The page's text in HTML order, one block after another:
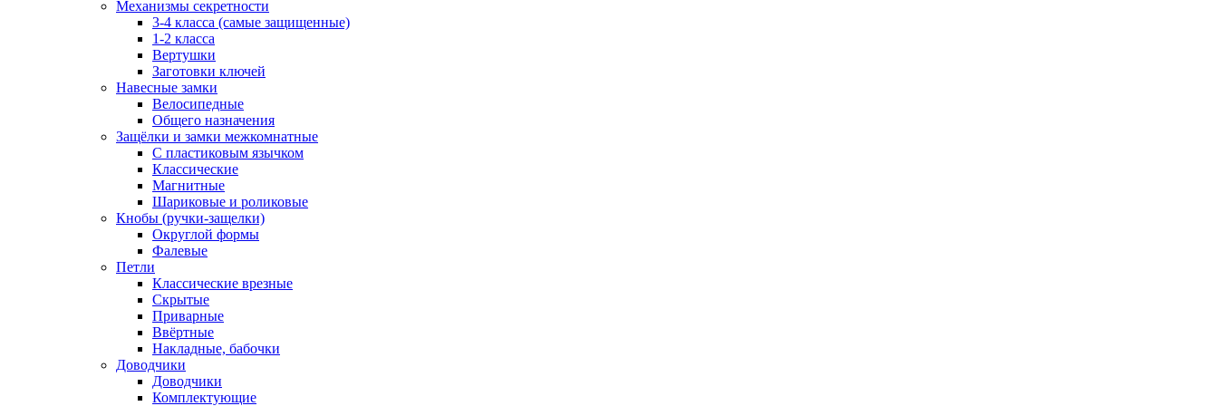
Механизмы секретности
3-4 класса (самые защищенные)
1-2 класса
Вертушки
Заготовки ключей
Навесные замки
Велосипедные
Общего назначения
Защёлки и замки межкомнатные
С пластиковым язычком
Классические
Магнитные
Шариковые и роликовые
Кнобы (ручки-защелки)
Округлой формы
Фалевые
Петли
Классические врезные
Скрытые
Приварные
Ввёртные
Накладные, бабочки
Доводчики
Доводчики
Комплектующие